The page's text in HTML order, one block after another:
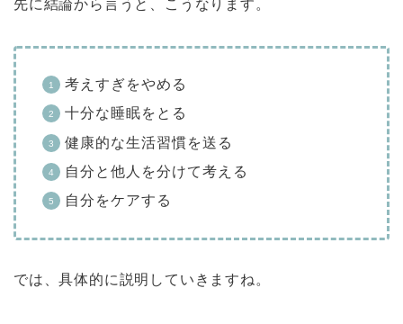
先に結論から言うと、こうなります。
考えすぎをやめる
十分な睡眠をとる
健康的な生活習慣を送る
自分と他人を分けて考える
自分をケアする
では、具体的に説明していきますね。